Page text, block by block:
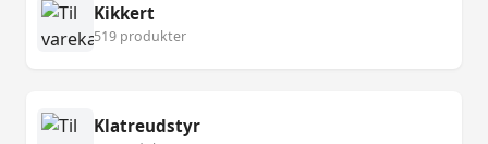
Kikkert
519 produkter
Klatreudstyr